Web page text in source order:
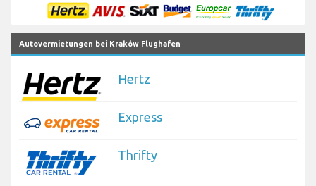
Autovermietungen bei Kraków Flughafen
Hertz
Express
Thrifty